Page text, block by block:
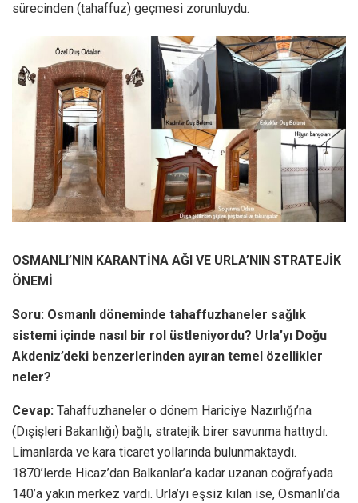
sürecinden (tahaffuz) geçmesi zorunluydu.
OSMANLI’NIN KARANTİNA AĞI VE URLA’NIN STRATEJİK
ÖNEMİ
Soru: Osmanlı döneminde tahaffuzhaneler sağlık
sistemi içinde nasıl bir rol üstleniyordu? Urla’yı Doğu
Akdeniz’deki benzerlerinden ayıran temel özellikler
neler?
Cevap: Tahaffuzhaneler o dönem Hariciye Nazırlığı’na
(Dışişleri Bakanlığı) bağlı, stratejik birer savunma hattıydı.
Limanlarda ve kara ticaret yollarında bulunmaktaydı.
1870’lerde Hicaz’dan Balkanlar’a kadar uzanan coğrafyada
140’a yakın merkez vardı. Urla’yı eşsiz kılan ise, Osmanlı’da